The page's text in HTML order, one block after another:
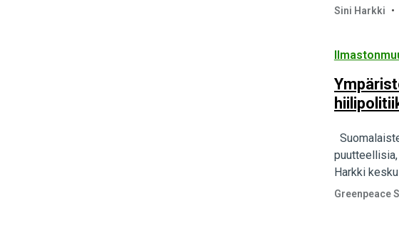
Saimme
Sini Harkki
Harkki
Greenpeace